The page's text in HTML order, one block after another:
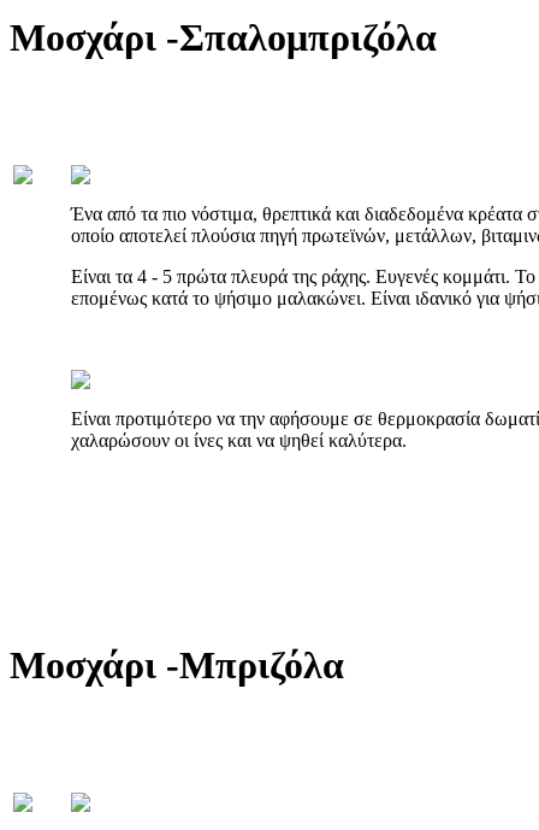
Μοσχάρι -Σπαλομπριζόλα
Ένα από τα πιο νόστιμα, θρεπτικά και διαδεδομένα κρέατα
οποίο αποτελεί πλούσια πηγή πρωτεϊνών, μετάλλων,
Είναι τα 4 - 5 πρώτα πλευρά της ράχης. Ευγενές κομμάτι.
επομένως κατά το ψήσιμο μαλακώνει. Είναι ιδανικό για
Είναι προτιμότερο να την αφήσουμε σε θερμοκρασία
χαλαρώσουν οι ίνες και να ψηθεί καλύτερα.
Μοσχάρι -Μπριζόλα